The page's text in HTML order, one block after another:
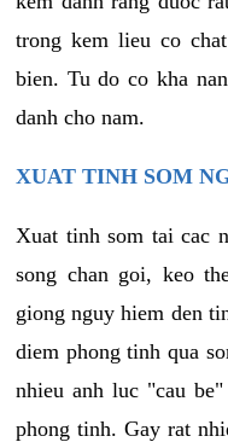
trong kem lieu co
bien. Tu do co kha
danh cho nam.
XUAT TINH SOM
Xuat tinh som tai cac
song chan goi, keo
giong nguy hiem den
diem phong tinh qua
nhieu anh luc "cau
phong tinh. Gay rat